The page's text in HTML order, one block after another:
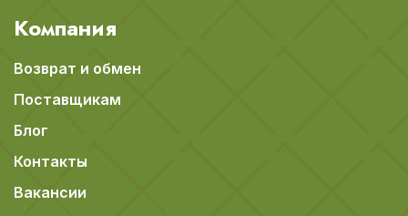
Компания
Возврат и обмен
Поставщикам
Блог
Контакты
Вакансии